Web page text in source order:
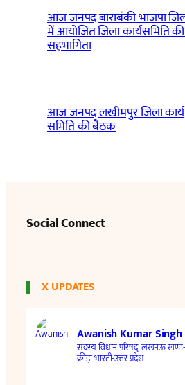
आज जनपद बाराबंकी भाजपा
में आयोजित जिला कार्यसमिति
सहभागिता
आज जनपद लखीमपुर जिला कार्य
समिति की बैठक
Social Connect
X UPDATES